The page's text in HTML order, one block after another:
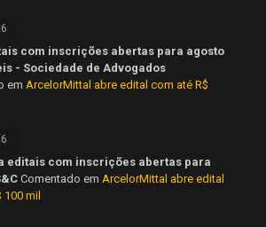
com inscrições abertas para agosto
- Sociedade de Advogados
em ArcelorMittal abre edital com até R$
editais com inscrições abertas para
Comentado em ArcelorMittal abre edital
100 mil